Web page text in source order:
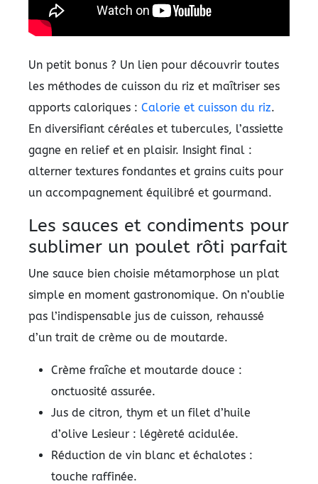
Un petit bonus ? Un lien pour découvrir toutes
les méthodes de cuisson du riz et maîtriser ses
apports caloriques : Calorie et cuisson du riz.
En diversifiant céréales et tubercules, l’assiette
gagne en relief et en plaisir. Insight final :
alterner textures fondantes et grains cuits pour
un accompagnement équilibré et gourmand.
Les sauces et condiments pour
sublimer un poulet rôti parfait
Une sauce bien choisie métamorphose un plat
simple en moment gastronomique. On n’oublie
pas l’indispensable jus de cuisson, rehaussé
d’un trait de crème ou de moutarde.
Crème fraîche et moutarde douce :
onctuosité assurée.
Jus de citron, thym et un filet d’huile
d’olive Lesieur : légèreté acidulée.
Réduction de vin blanc et échalotes :
touche raffinée.